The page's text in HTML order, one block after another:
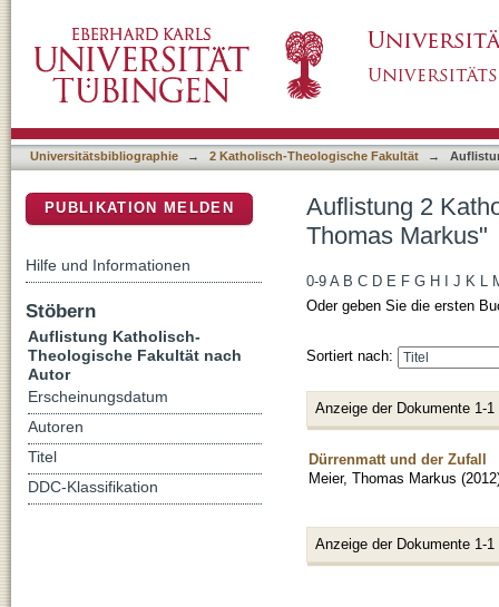
Universitätsbibliographie → 2 Katholisch-Theologische Fakultät →
Auflistung 2
Thomas Markus"
0-9 A B C D E F G H J K L
Oder geben Sie die ersten
Sortiert nach:
Anzeige der Dokumente 1-1
Dürrenmatt und der Zufall
Meier, Thomas Markus (2012
Anzeige der Dokumente 1-1
PUBLIKATION MELDEN
Hilfe und Informationen
Stöbern
Auflistung Katholisch-
Theologische Fakultät nach
Autor
Erscheinungsdatum
Autoren
Titel
DDC-Klassifikation